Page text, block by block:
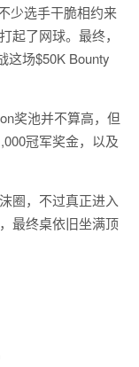
少选手干脆相约来
起了网球。最终，
这场$50K Bounty
奖池并不算高，但
冠军奖金，以及
圈，不过真正进入
最终桌依旧坐满顶